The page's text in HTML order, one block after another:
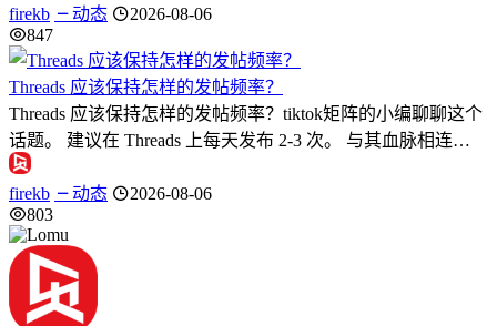
firekb 动态
2026-08-06
847
Threads 应该保持怎样的发帖频率？
Threads 应该保持怎样的发帖频率？tiktok矩阵的小编聊聊这个
话题。 建议在 Threads 上每天发布 2-3 次。 与其血脉相连…
firekb 动态
2026-08-06
803